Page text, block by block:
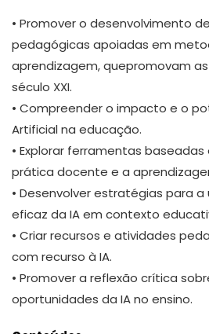
• Promover o desenvolvimento
pedagógicas apoiadas em
aprendizagem, quepromovam
século XXI.
• Compreender o impacto e o
Artificial na educação.
• Explorar ferramentas
prática docente e a
• Desenvolver estratégias para
eficaz da IA em contexto
• Criar recursos e atividades
com recurso à IA.
• Promover a reflexão crítica
oportunidades da IA no ensino.